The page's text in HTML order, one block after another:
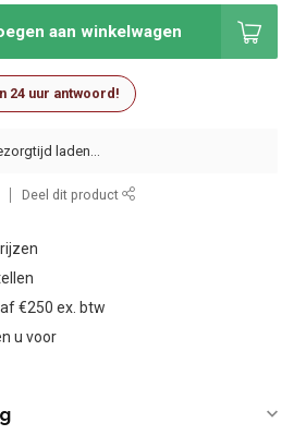
aan winkelwagen
24 uur antwoord!
Deel dit product
€250 ex. btw
u voor